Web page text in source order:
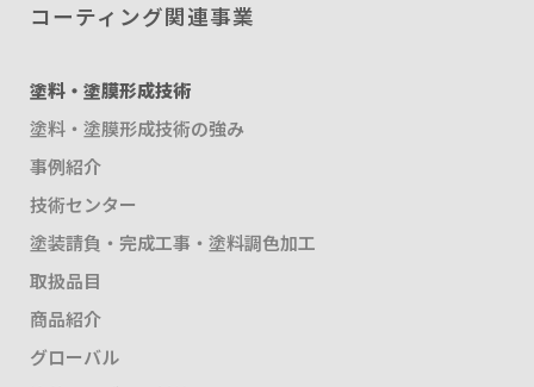
コーティング関連事業
塗料・塗膜形成技術
塗料・塗膜形成技術の強み
事例紹介
技術センター
塗装請負・完成工事・塗料調色加工
取扱品目
商品紹介
グローバル